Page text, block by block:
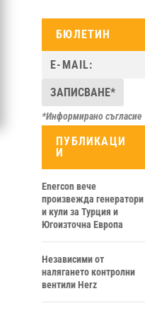
БЮЛЕТИН
*Информирано съгласие
ПУБЛИКАЦИ
И
Enercon вече
произвежда генератори
и кули за Турция и
Югоизточна Европа
Независими от
налягането контролни
вентили Herz